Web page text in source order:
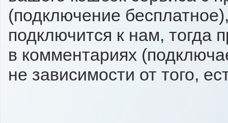
(подключение
подключится к нам, тогда
в комментариях
не зависимости от того,